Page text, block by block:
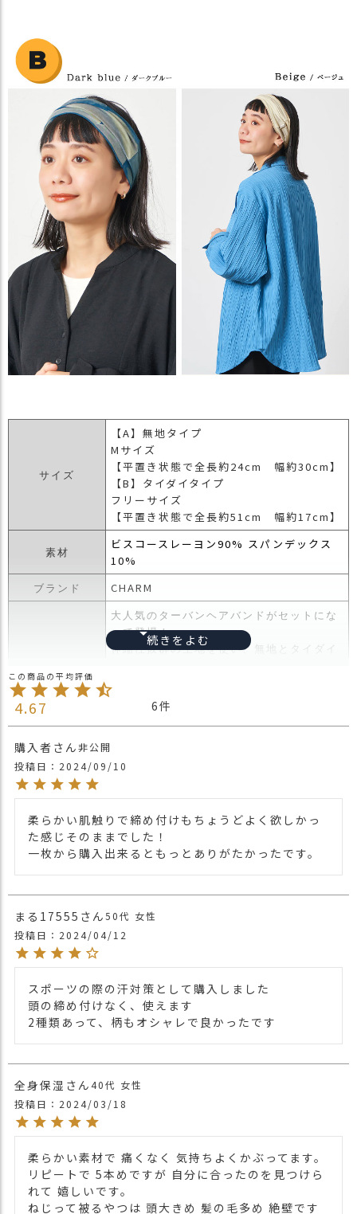
サイズ
【A】無地タイプ
Mサイズ
【平置き状態で全長約24cm 幅約30cm】
【B】タイダイタイプ
フリーサイズ
【平置き状態で全長約51cm 幅約17cm】
素材
ビスコースレーヨン90% スパンデックス
10%
ブランド CHARM
商品詳細
大人気のターバンヘアバンドがセットにな
って登場！
伸縮性抜群の生地を使い、無地とタイダイ
ただかぶるだけでスタイリングができ、
も使えます。
になったターバンをねじったり、
アレンジして様々なかぶり方ができるデザ
イン。
タイダイ染めなので巻き方次第で出る色が
ウェアに合わせて色を選んでもオシャレで
すね。
【A】無地タイプの詳細はコチラ
【B】タイダイタイプの詳細はコチラ
・長時間濡れたままで重ねて置いたり、汗
や雨などでぬれた時は他の衣料等に 移染す
る場合がございますのでお気を付け下さ
軽にお問い合わせ下さい。
関連商品 他のヘアバンドはこちら
【カラー バリエーション】
【A】無地タイプ
・ブラック 黒色 BLACK
4.67 6
購入者
非公開
投稿日
2024/09/10
柔らかい肌触りで締め付けもちょうどよく欲しかっ
た感じそのままでした！
一枚から購入出来るともっとありがたかったです。
まる17555 50代 女性
投稿日
2024/04/12
スポーツの際の汗対策として購入しました
頭の締め付けなく、使えます
2種類あって、柄もオシャレで良かったです
全身保湿 40代 女性
投稿日
2024/03/18
柔らかい素材で 痛くなく 気持ちよくかぶってます。
リピートで 5本めですが 自分に合ったのを見つけら
れて 嬉しいです。
ねじって被るやつは 頭大きめ 髪の毛多め 絶壁です